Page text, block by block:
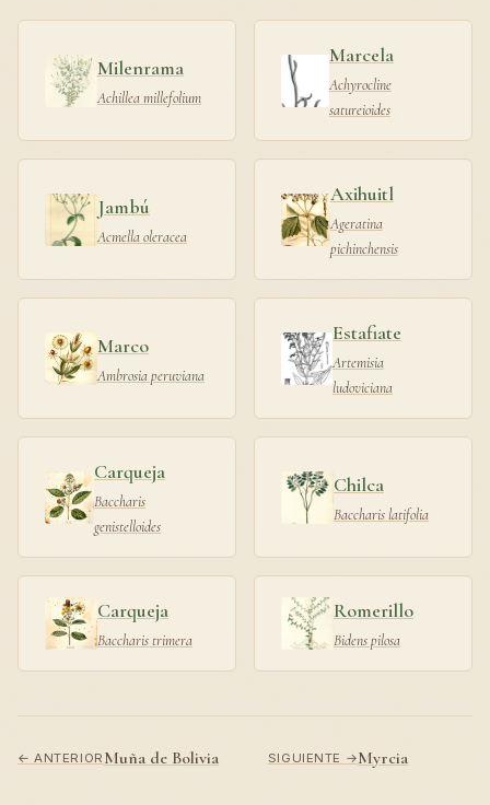
Milenrama
Achillea millefolium
Marcela
Achyrocline
satureioides
Jambú
Acmella oleracea
Axihuitl
Ageratina
pichinchensis
Marco
Ambrosia peruviana
Estafiate
Artemisia
ludoviciana
Carqueja
Baccharis
genistelloides
Chilca
Baccharis latifolia
Carqueja
Baccharis trimera
Romerillo
Bidens pilosa
← ANTERIORMuña de Bolivia SIGUIENTE →Myrcia